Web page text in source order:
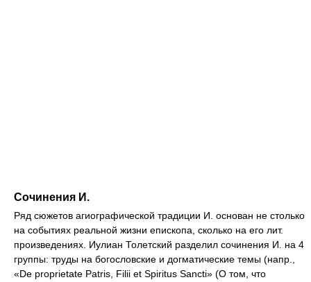
Сочинения И.
Ряд сюжетов агиографической традиции И. основан не столько
на событиях реальной жизни епископа, сколько на его лит.
произведениях. Иулиан Толетский разделил сочинения И. на 4
группы: труды на богословские и догматические темы (напр.,
«De proprietate Patris, Filii et Spiritus Sancti» (О том, что